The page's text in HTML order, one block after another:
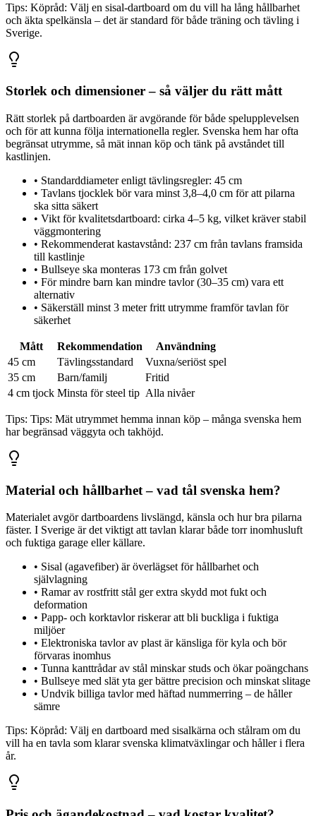
Tips: Köpråd: Välj en sisal-dartboard om du vill ha lång hållbarhet
och äkta spelkänsla – det är standard för både träning och tävling i
Sverige.
Storlek och dimensioner – så väljer du rätt mått
Rätt storlek på dartboarden är avgörande för både spelupplevelsen
och för att kunna följa internationella regler. Svenska hem har ofta
begränsat utrymme, så mät innan köp och tänk på avståndet till
kastlinjen.
• Standarddiameter enligt tävlingsregler: 45 cm
• Tavlans tjocklek bör vara minst 3,8–4,0 cm för att pilarna
ska sitta säkert
• Vikt för kvalitetsdartboard: cirka 4–5 kg, vilket kräver stabil
väggmontering
• Rekommenderat kastavstånd: 237 cm från tavlans framsida
till kastlinje
• Bullseye ska monteras 173 cm från golvet
• För mindre barn kan mindre tavlor (30–35 cm) vara ett
alternativ
• Säkerställ minst 3 meter fritt utrymme framför tavlan för
säkerhet
Mått Rekommendation
Användning
45 cm
Tävlingsstandard
Vuxna/seriöst spel
35 cm
Barn/familj
Fritid
4 cm tjock Minsta för steel tip Alla nivåer
Tips: Tips: Mät utrymmet hemma innan köp – många svenska hem
har begränsad väggyta och takhöjd.
Material och hållbarhet – vad tål svenska hem?
Materialet avgör dartboardens livslängd, känsla och hur bra pilarna
fäster. I Sverige är det viktigt att tavlan klarar både torr inomhusluft
och fuktiga garage eller källare.
• Sisal (agavefiber) är överlägset för hållbarhet och
självlagning
• Ramar av rostfritt stål ger extra skydd mot fukt och
deformation
• Papp- och korktavlor riskerar att bli buckliga i fuktiga
miljöer
• Elektroniska tavlor av plast är känsliga för kyla och bör
förvaras inomhus
• Tunna kanttrådar av stål minskar studs och ökar poängchans
• Bullseye med slät yta ger bättre precision och minskat slitage
• Undvik billiga tavlor med häftad nummerring – de håller
sämre
Tips: Köpråd: Välj en dartboard med sisalkärna och stålram om du
vill ha en tavla som klarar svenska klimatväxlingar och håller i flera
år.